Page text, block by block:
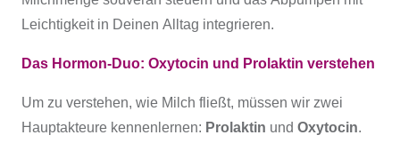
Leichtigkeit in Deinen Alltag integrieren.
Das Hormon-Duo: Oxytocin und Prolaktin verstehen
Um zu verstehen, wie Milch fließt, müssen wir zwei
Hauptakteure kennenlernen: Prolaktin und Oxytocin.